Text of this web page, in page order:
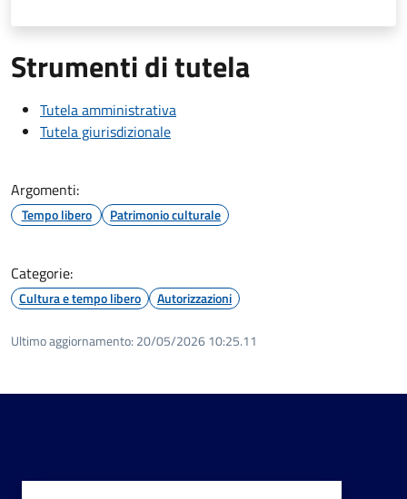
Strumenti di tutela
Tutela amministrativa
Tutela giurisdizionale
Argomenti:
Tempo libero Patrimonio culturale
Categorie:
Cultura e tempo libero Autorizzazioni
Ultimo aggiornamento: 20/05/2026 10:25.11